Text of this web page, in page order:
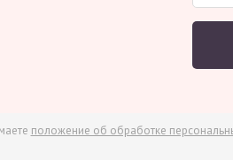
положение об обработке